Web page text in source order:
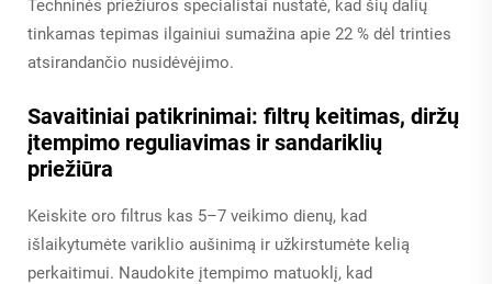
Techninės priežiūros specialistai nustatė, kad šių dalių
tinkamas tepimas ilgainiui sumažina apie 22 % dėl trinties
atsirandančio nusidėvėjimo.
Savaitiniai patikrinimai: filtrų keitimas, diržų
įtempimo reguliavimas ir sandariklių
priežiūra
Keiskite oro filtrus kas 5–7 veikimo dienų, kad
išlaikytumėte variklio aušinimą ir užkirstumėte kelią
perkaitimui. Naudokite įtempimo matuoklį, kad